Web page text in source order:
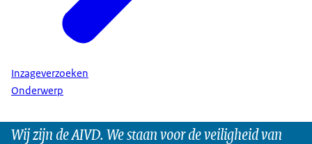
Inzageverzoeken
Onderwerp
Wij zijn de AIVD. We staan voor de veiligheid van